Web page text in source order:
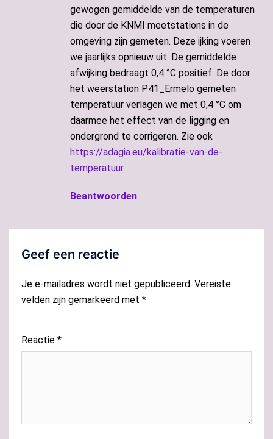
gewogen gemiddelde van de temperaturen
die door de KNMI meetstations in de
omgeving zijn gemeten. Deze ijking voeren
we jaarlijks opnieuw uit. De gemiddelde
afwijking bedraagt 0,4 °C positief. De door
het weerstation P41_Ermelo gemeten
temperatuur verlagen we met 0,4 °C om
daarmee het effect van de ligging en
ondergrond te corrigeren. Zie ook
https://adagia.eu/kalibratie-van-de-
temperatuur.
Beantwoorden
Geef een reactie
Je e-mailadres wordt niet gepubliceerd. Vereiste
velden zijn gemarkeerd met *
Reactie *